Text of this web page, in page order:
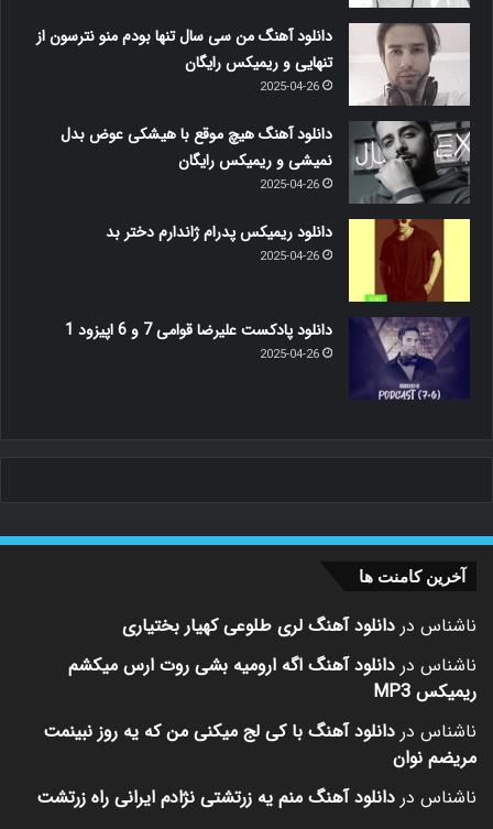
دانلود آهنگ من سی سال تنها بودم منو نترسون از
تنهایی و ریمیکس رایگان
2025-04-26
دانلود آهنگ هیچ موقع با هیشکی عوض بدل
نمیشی و ریمیکس رایگان
2025-04-26
دانلود ریمیکس پدرام ژاندارم دختر بد
2025-04-26
دانلود پادکست علیرضا قوامی 7 و 6 اپیزود 1
2025-04-26
آخرین کامنت ها
ناشناس در دانلود آهنگ لری طلوعی کهیار بختیاری
ناشناس در دانلود آهنگ اگه ارومیه بشی روت ارس میکشم
ریمیکس MP3
ناشناس در دانلود آهنگ با کی لج میکنی من که یه روز نبینمت
مریضم نوان
ناشناس در دانلود آهنگ منم یه زرتشتی نژادم ایرانی راه زرتشت